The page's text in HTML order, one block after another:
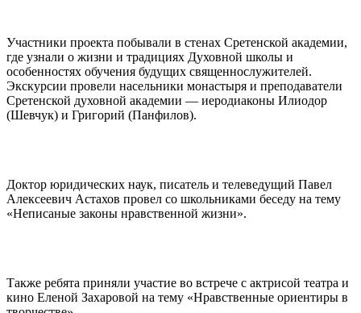
Участники проекта побывали в стенах Сретенской академии,
где узнали о жизни и традициях Духовной школы и
особенностях обучения будущих священнослужителей.
Экскурсии провели насельники монастыря и преподаватели
Сретенской духовной академии — иеродиаконы Илиодор
(Шевчук) и Григорий (Панфилов).
Доктор юридических наук, писатель и телеведущий Павел
Алексеевич Астахов провел со школьниками беседу на тему
«Неписаные законы нравственной жизни».
Также ребята приняли участие во встрече с актрисой театра и
кино Еленой Захаровой на тему «Нравственные ориентиры в